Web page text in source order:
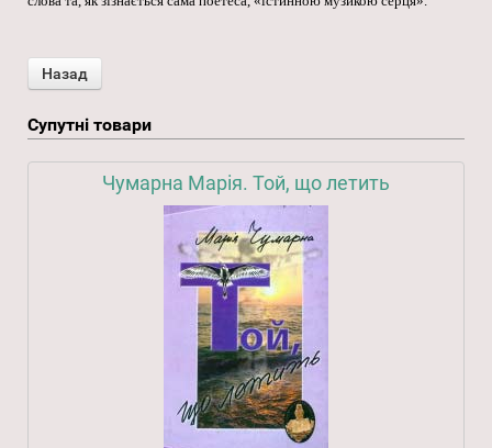
Супутні товари
Чумарна Марія. Той, що летить